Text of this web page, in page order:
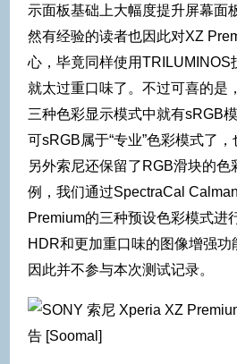
示面板基础上大幅度提升屏幕面
然有经验的读者也因此对XZ
心，毕竟同样使用TRILUMINOS
就太过重口味了。不过可喜的是
三种色彩显示模式中就有sRGB
可sRGB属于“专业”色彩模式了，
另外索尼还保留了RGB滑块的色
例，我们通过SpectraCal
Premium的三种预设色彩模式进
HDR和更加重口味的图像增强功
因此并不参与本次测试记录。